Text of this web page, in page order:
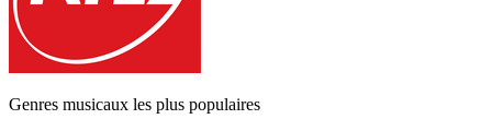
Genres musicaux les plus populaires